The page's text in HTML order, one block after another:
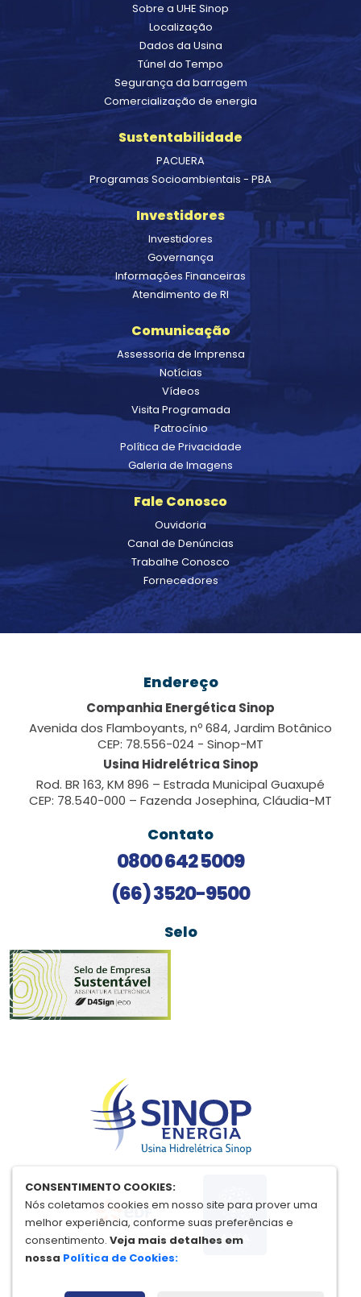
Sobre a UHE Sinop
Localização
Dados da Usina
Túnel do Tempo
Segurança da barragem
Comercialização de energia
Sustentabilidade
PACUERA
Programas Socioambientais - PBA
Investidores
Investidores
Governança
Informações Financeiras
Atendimento de RI
Comunicação
Assessoria de Imprensa
Notícias
Vídeos
Visita Programada
Patrocínio
Política de Privacidade
Galeria de Imagens
Fale Conosco
Ouvidoria
Canal de Denúncias
Trabalhe Conosco
Fornecedores
Endereço
Companhia Energética Sinop
Avenida dos Flamboyants, nº 684, Jardim Botânico
CEP: 78.556-024 - Sinop-MT
Usina Hidrelétrica Sinop
Rod. BR 163, KM 896 – Estrada Municipal Guaxupé
CEP: 78.540-000 – Fazenda Josephina, Cláudia-MT
Contato
0800 642 5009
(66) 3520-9500
Selo
CONSENTIMENTO COOKIES:
Nós coletamos cookies em nosso site para prover uma
melhor experiência, conforme suas preferências e
consentimento. Veja mais detalhes em
nossa Política de Cookies: